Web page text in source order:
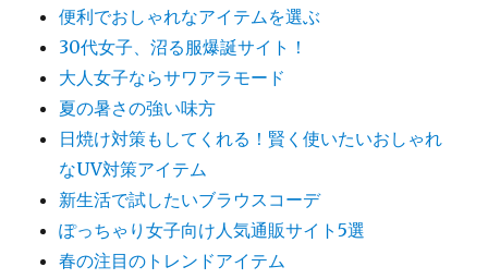
便利でおしゃれなアイテムを選ぶ
30代女子、沼る服爆誕サイト！
大人女子ならサワアラモード
夏の暑さの強い味方
日焼け対策もしてくれる！賢く使いたいおしゃれ
なUV対策アイテム
新生活で試したいブラウスコーデ
ぽっちゃり女子向け人気通販サイト5選
春の注目のトレンドアイテム